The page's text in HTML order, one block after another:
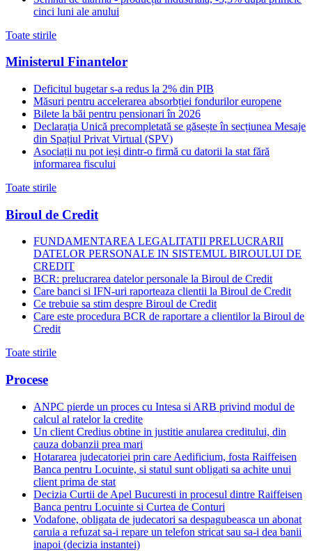
cinci luni ale anului
Toate stirile
Ministerul Finantelor
Deficitul bugetar s-a redus la 2% din PIB
Măsuri pentru accelerarea absorbției fondurilor europene
Bilete la băi pentru pensionari în 2026
Declarația Unică precompletată se găsește în secțiunea Mesaje
din Spațiul Privat Virtual (SPV)
Asociații nu pot ieși dintr-o firmă cu datorii la stat fără
informarea fiscului
Toate stirile
Biroul de Credit
FUNDAMENTAREA LEGALITATII PRELUCRARII
DATELOR PERSONALE IN SISTEMUL BIROULUI DE
CREDIT
BCR: prelucrarea datelor personale la Biroul de Credit
Care banci si IFN-uri raporteaza clientii la Biroul de Credit
Ce trebuie sa stim despre Biroul de Credit
Care este procedura BCR de raportare a clientilor la Biroul de
Credit
Toate stirile
Procese
ANPC pierde un proces cu Intesa si ARB privind modul de
calcul al ratelor la credite
Un client Credius obtine in justitie anularea creditului, din
cauza dobanzii prea mari
Hotararea judecatoriei prin care Aedificium, fosta Raiffeisen
Banca pentru Locuinte, si statul sunt obligati sa achite unui
client prima de stat
Decizia Curtii de Apel Bucuresti in procesul dintre Raiffeisen
Banca pentru Locuinte si Curtea de Conturi
Vodafone, obligata de judecatori sa despagubeasca un abonat
caruia a refuzat sa-i repare un telefon stricat sau sa-i dea banii
inapoi (decizia instantei)